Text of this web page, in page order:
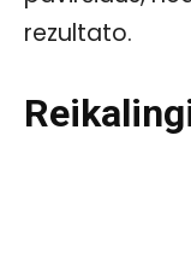
rezultato.